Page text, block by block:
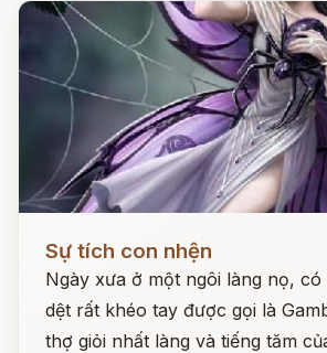
Sự tích con nhện
Ngày xưa ở một ngôi làng nọ,
dệt rất khéo tay được gọi là
thợ giỏi nhất làng và tiếng tăm